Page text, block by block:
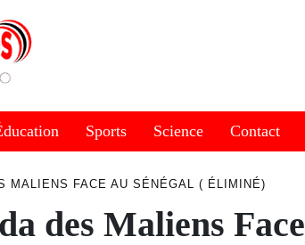
Sports Science Contact
MALIENS FACE AU SÉNÉGAL ( ÉLIMINÉ)
des Maliens Face